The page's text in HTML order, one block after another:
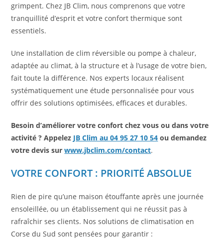
grimpent. Chez JB Clim, nous comprenons que votre
tranquillité d’esprit et votre confort thermique sont
essentiels.
Une installation de clim réversible ou pompe à chaleur,
adaptée au climat, à la structure et à l’usage de votre bien,
fait toute la différence. Nos experts locaux réalisent
systématiquement une étude personnalisée pour vous
offrir des solutions optimisées, efficaces et durables.
Besoin d’améliorer votre confort chez vous ou dans votre
activité ? Appelez JB Clim au 04 95 27 10 54 ou demandez
votre devis surwww.jbclim.com/contact.
VOTRE CONFORT : PRIORITÉ ABSOLUE
Rien de pire qu’une maison étouffante après une journée
ensoleillée, ou un établissement qui ne réussit pas à
rafraîchir ses clients. Nos solutions de climatisation en
Corse du Sud sont pensées pour garantir :